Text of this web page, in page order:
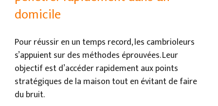
domicile
Pour réussir en un temps record, les cambrioleurs
s’appuient sur des méthodes éprouvées. Leur
objectif est d’accéder rapidement aux points
stratégiques de la maison tout en évitant de faire
du bruit.